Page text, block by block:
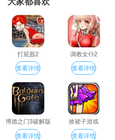
打屁股2
查看详情
调教女仆2
查看详情
博德之门3破解版
查看详情
掀裙子游戏
查看详情